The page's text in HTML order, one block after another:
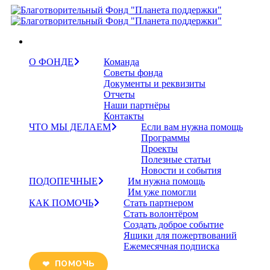
О ФОНДЕ
Команда
Советы фонда
Документы и реквизиты
Отчеты
Наши партнёры
Контакты
ЧТО МЫ ДЕЛАЕМ
Если вам нужна помощь
Программы
Проекты
Полезные статьи
Новости и события
ПОДОПЕЧНЫЕ
Им нужна помощь
Им уже помогли
КАК ПОМОЧЬ
Стать партнером
Стать волонтёром
Создать доброе событие
Ящики для пожертвований
Ежемесячная подписка
ПОМОЧЬ